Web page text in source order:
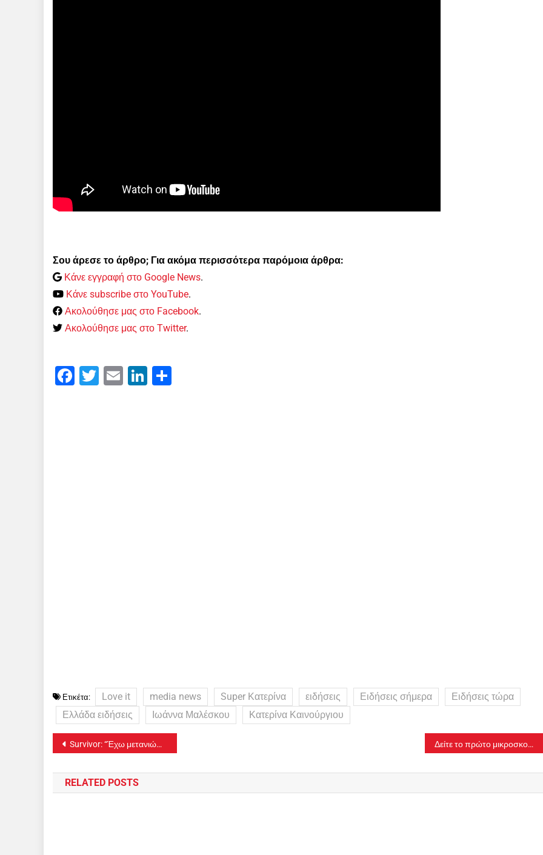
Σου άρεσε το άρθρο; Για ακόμα περισσότερα παρόμοια άρθρα:
Κάνε εγγραφή στο Google News.
Κάνε subscribe στο YouTube.
Ακολούθησε μας στο Facebook.
Ακολούθησε μας στο Twitter.
Facebook
Twitter Email LinkedIn
Ετικέτα: Love it media news Super Κατερίνα ειδήσεις Ειδήσεις σήμερα
Ειδήσεις τώρα
Ελλάδα ειδήσεις
Ιωάννα Μαλέσκου Κατερίνα Καινούργιου
Πλοήγηση
άρθρων
Survivor: “Έχω μετανιώσει για τη συμμετοχή μου!” Ποια το είπε Δείτε το πρώτο μικροσκοπικό ιπτάμενο ρομπότ!
RELATED POSTS